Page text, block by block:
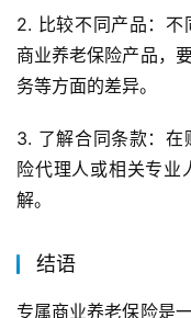
2. 比较不同产品：不
商业养老保险产品，
务等方面的差异。
3. 了解合同条款：
险代理人或相关专业
解。
结语
专属商业养老保险是